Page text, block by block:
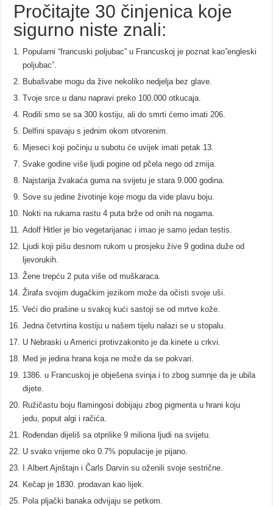
Pročitajte 30 činjenica koje
sigurno niste znali:
Popularni “francuski poljubac” u Francuskoj je poznat kao”engleski
poljubac”.
Bubašvabe mogu da žive nekoliko nedjelja bez glave.
Tvoje srce u danu napravi preko 100.000 otkucaja.
Rodili smo se sa 300 kostiju, ali do smrti ćemo imati 206.
Delfini spavaju s jednim okom otvorenim.
Mjeseci koji počinju u subotu će uvijek imati petak 13.
Svake godine više ljudi pogine od pčela nego od zmija.
Najstarija žvakaća guma na svijetu je stara 9.000 godina.
Sove su jedine životinje koje mogu da vide plavu boju.
Nokti na rukama rastu 4 puta brže od onih na nogama.
Adolf Hitler je bio vegetarijanac i imao je samo jedan testis.
Ljudi koji pišu desnom rukom u prosjeku žive 9 godina duže od
ljevorukih.
Žene trepću 2 puta više od muškaraca.
Žirafa svojim dugačkim jezikom može da očisti svoje uši.
Veći dio prašine u svakoj kući sastoji se od mrtve kože.
Jedna četvrtina kostiju u našem tijelu nalazi se u stopalu.
U Nebraski u Americi protivzakonito je da kinete u crkvi.
Med je jedina hrana koja ne može da se pokvari.
1386. u Francuskoj je obješena svinja i to zbog sumnje da je ubila
dijete.
Ružičastu boju flamingosi dobijaju zbog pigmenta u hrani koju
jedu, poput algi i račića.
Rođendan dijeliš sa otprilike 9 miliona ljudi na svijetu.
U svako vrijeme oko 0.7% populacije je pijano.
I Albert Ajnštajn i Čarls Darvin su oženili svoje sestrične.
Kečap je 1830. prodavan kao lijek.
Pola pljački banaka odvijaju se petkom.